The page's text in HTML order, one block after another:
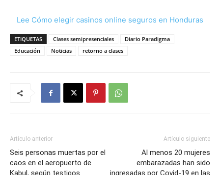
Lee Cómo elegir casinos online seguros en Honduras
ETIQUETAS Clases semipresenciales
Diario Paradigma
Educación
Noticias retorno a clases
Artículo anterior
Seis personas muertas por el
caos en el aeropuerto de
Kabul, según testigos
Artículo siguiente
Al menos 20 mujeres
embarazadas han sido
ingresadas por Covid-19 en las